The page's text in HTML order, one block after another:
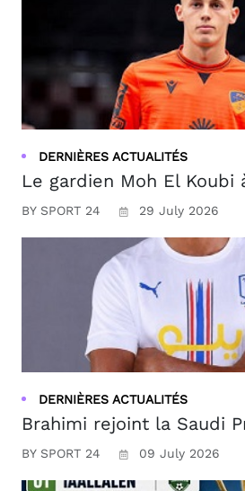
DERNIÈRES ACTUALITÉS
Le gardien Moh El Koubi
BY SPORT 24 29 July 2026
DERNIÈRES ACTUALITÉS
Brahimi rejoint la Saudi
BY SPORT 24 09 July 2026